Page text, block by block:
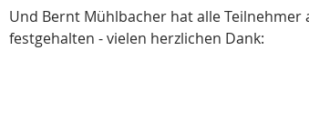
Und Bernt Mühlbacher hat alle
festgehalten - vielen herzlichen Dank: